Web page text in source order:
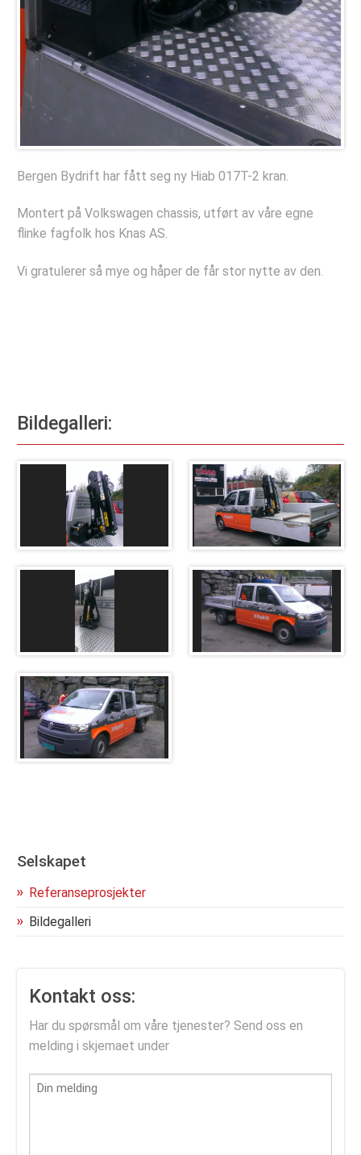
Bestill årskontroll
Selskapet
Referanseprosjekter
Bergen Bydrift har fått seg ny Hiab 017T-2 kran.
Montert på Volkswagen chassis, utført av våre egne
flinke fagfolk hos Knas AS.
Vi gratulerer så mye og håper de får stor nytte av den.
Bildegalleri:
Selskapet
Referanseprosjekter
Bildegalleri
Kontakt oss:
Har du spørsmål om våre tjenester? Send oss en
melding i skjemaet under